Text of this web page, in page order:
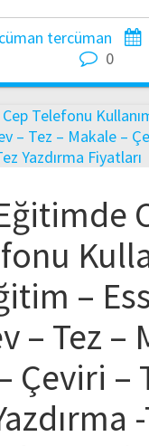
tercüman
0
–
– Tez –
Çeviri –